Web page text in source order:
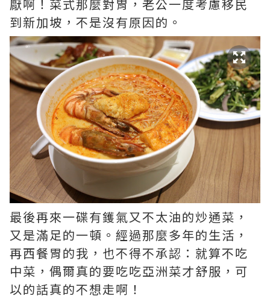
厭啊！菜式那麼對胃，老公一度考慮移民
到新加坡，不是沒有原因的。
最後再來一碟有鑊氣又不太油的炒通菜，
又是滿足的一頓。經過那麼多年的生活，
再西餐胃的我，也不得不承認：就算不吃
中菜，偶爾真的要吃吃亞洲菜才舒服，可
以的話真的不想走啊！